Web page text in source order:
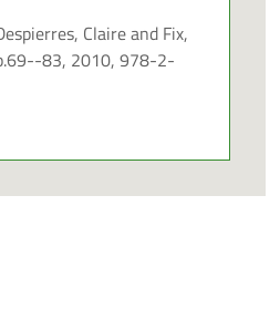
Claire and Fix,
83, 2010, 978-2-